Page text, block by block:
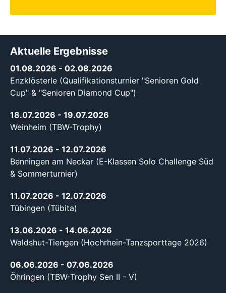
Aktuelle Ergebnisse
01.08.2026 - 02.08.2026
Enzklösterle (Qualifikationsturnier "Senioren Gold
Cup" & "Senioren Diamond Cup")
18.07.2026 - 19.07.2026
Weinheim (TBW-Trophy)
11.07.2026 - 12.07.2026
Benningen am Neckar (E-Klassen Solo Challenge Süd
& Sommerturnier)
11.07.2026 - 12.07.2026
Tübingen (Tübita)
13.06.2026 - 14.06.2026
Waldshut-Tiengen (Hochrhein-Tanzsporttage 2026)
06.06.2026 - 07.06.2026
Öhringen (TBW-Trophy Sen II - V)